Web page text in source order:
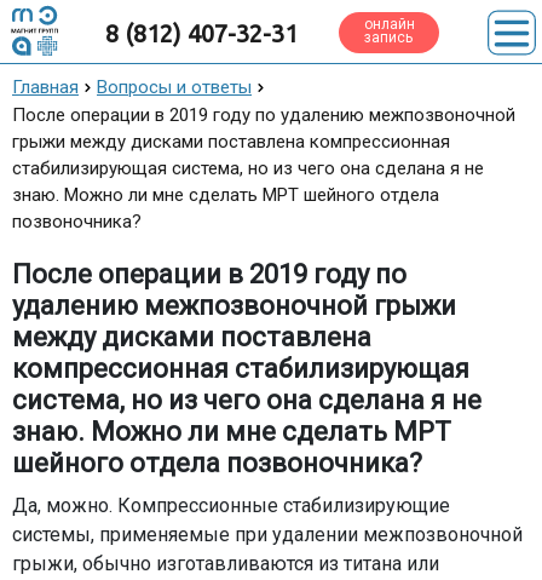
8 (812) 407-32-31 онлайн
запись
Главная
Вопросы и ответы
После операции в 2019 году по удалению межпозвоночной
грыжи между дисками поставлена компрессионная
стабилизирующая система, но из чего она сделана я не
знаю. Можно ли мне сделать МРТ шейного отдела
позвоночника?
После операции в 2019 году по
удалению межпозвоночной грыжи
между дисками поставлена
компрессионная стабилизирующая
система, но из чего она сделана я не
знаю. Можно ли мне сделать МРТ
шейного отдела позвоночника?
Да, можно. Компрессионные стабилизирующие
системы, применяемые при удалении межпозвоночной
грыжи, обычно изготавливаются из титана или